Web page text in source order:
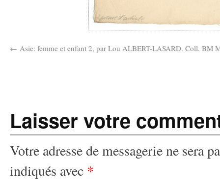
Asie: femme et enfant 2, par Lou ALBERT-LASARD. Coll. BM
Laisser votre
Votre adresse de messagerie ne sera
indiqués avec *